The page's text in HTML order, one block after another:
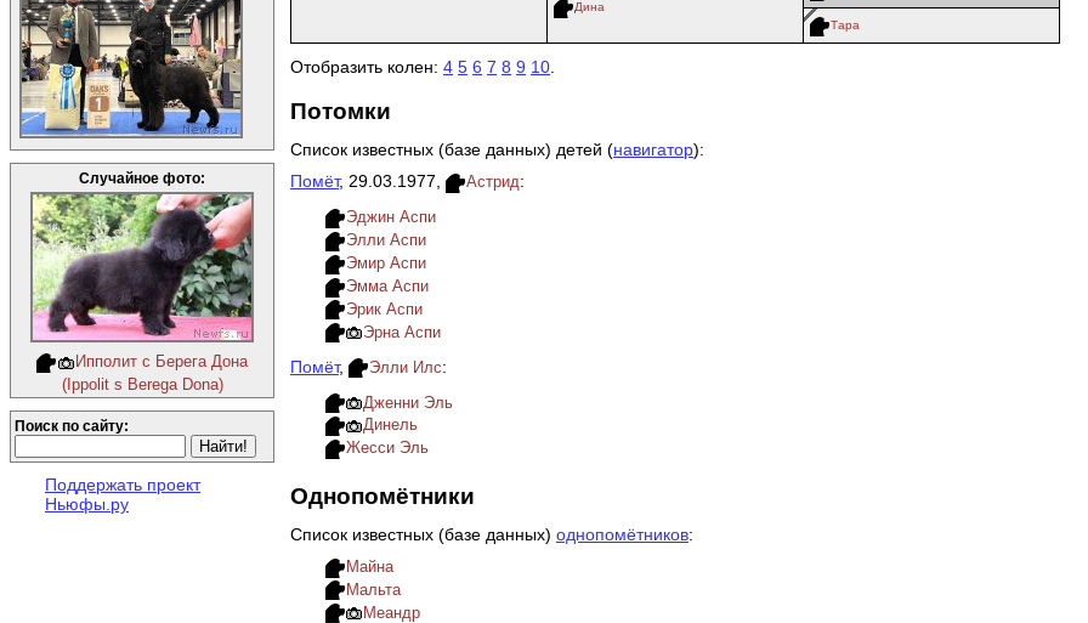
Случайное фото:
Ипполит с Берега Дона
(Ippolit s Berega Dona)
Поиск по сайту:
Поддержать проект
Ньюфы.ру
Дина
Тара
Отобразить колен: 4 5 6 7 8 9 10
Потомки
Список известных (базе данных) детей (навигатор):
Помёт, 29.03.1977, Астрид:
Эджин Аспи
Элли Аспи
Эмир Аспи
Эмма Аспи
Эрик Аспи
Эрна Аспи
Помёт, Элли Илс:
Дженни Эль
Динель
Жесси Эль
Однопомётники
Список известных (базе данных) однопомётников:
Майна
Мальта
Меандр